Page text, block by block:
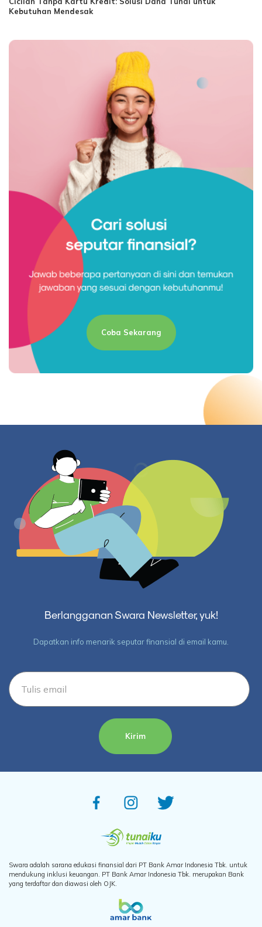
Coba Sekarang
Kebutuhan Mendesak
Berlangganan Swara Newsletter, yuk!
Dapatkan info menarik seputar finansial di email kamu.
Kirim
Swara adalah sarana edukasi finansial dari PT Bank Amar Indonesia Tbk. untuk
mendukung inklusi keuangan. PT Bank Amar Indonesia Tbk. merupakan Bank
yang terdaftar dan diawasi oleh OJK.